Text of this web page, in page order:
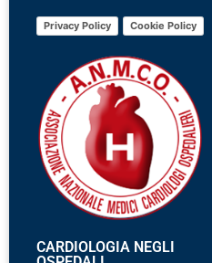
Privacy Policy Cookie Policy
CARDIOLOGIA NEGLI